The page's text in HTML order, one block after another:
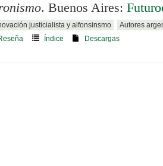
. Buenos Aires:
justicialista y alfonsinsmo
Autores
Índice Descargas